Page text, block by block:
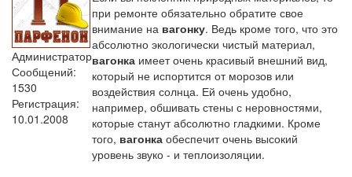
Администратор
Сообщений:
1530
Регистрация:
10.01.2008
при ремонте обязательно обратите свое
внимание на вагонку. Ведь кроме того, что это
абсолютно экологически чистый материал,
вагонка имеет очень красивый внешний вид,
который не испортится от морозов или
воздействия солнца. Ей очень удобно,
например, обшивать стены с неровностями,
которые станут абсолютно гладкими. Кроме
того, вагонка обеспечит очень высокий
уровень звуко - и теплоизоляции.